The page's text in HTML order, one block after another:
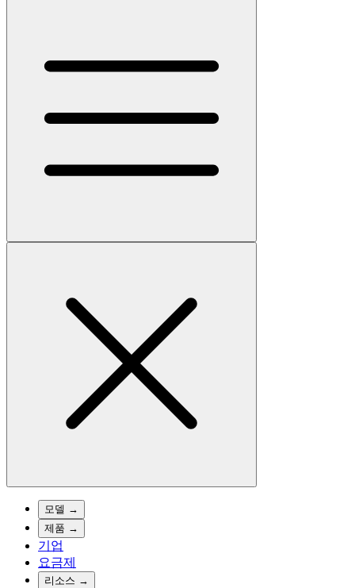
모델 →
제품 →
기업
요금제
리소스 →